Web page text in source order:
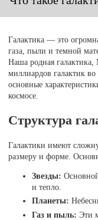
Галактика — это
газа, пыли и темной
Наша родная
миллиардов галактик
основные
космосе.
Структура
Галактики имеют
размеру и форме.
Звезды:
и тепло.
Планеты:
Газ и пыль: Эти